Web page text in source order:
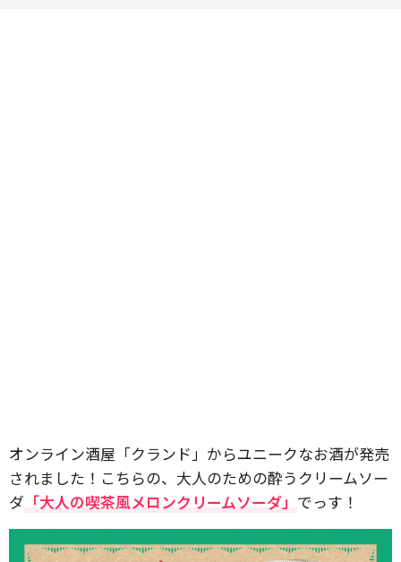
オンライン酒屋「クランド」からユニークなお酒が発売
されました！こちらの、大人のための酔うクリームソー
ダ 「大人の喫茶風メロンクリームソーダ」 でっす！